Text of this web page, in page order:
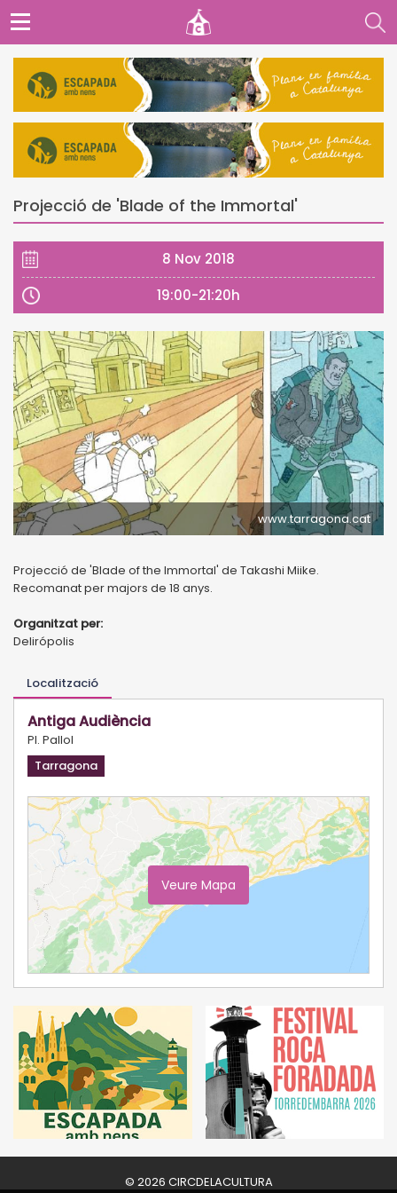
Projecció de 'Blade of the Immortal'
8 Nov 2018
19:00-21:20h
www.tarragona.cat
Projecció de 'Blade of the Immortal' de Takashi Miike.
Recomanat per majors de 18 anys.
Organitzat per:
Delirópolis
Localització
Antiga Audiència
Pl. Pallol
Tarragona
Veure Mapa
© 2026 CIRCDELACULTURA